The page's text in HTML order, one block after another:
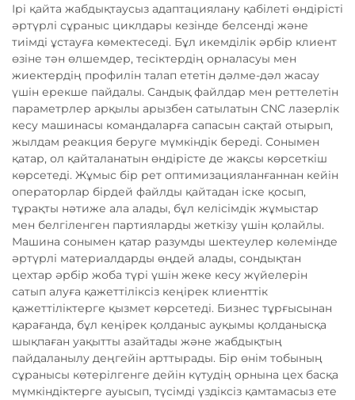
Ірі қайта жабдықтаусыз адаптациялану қабілеті өндірісті
әртүрлі сұраныс циклдары кезінде белсенді және
тиімді ұстауға көмектеседі. Бұл икемділік әрбір клиент
өзіне тән өлшемдер, тесіктердің орналасуы мен
жиектердің профилін талап ететін дәлме-дәл жасау
үшін ерекше пайдалы. Сандық файлдар мен реттелетін
параметрлер арқылы арызбен сатылатын CNC лазерлік
кесу машинасы командаларға сапасын сақтай отырып,
жылдам реакция беруге мүмкіндік береді. Сонымен
қатар, ол қайталанатын өндірісте де жақсы көрсеткіш
көрсетеді. Жұмыс бір рет оптимизацияланғаннан кейін
операторлар бірдей файлды қайтадан іске қосып,
тұрақты нәтиже ала алады, бұл келісімдік жұмыстар
мен белгіленген партияларды жеткізу үшін қолайлы.
Машина сонымен қатар разумды шектеулер көлемінде
әртүрлі материалдарды өңдей алады, сондықтан
цехтар әрбір жоба түрі үшін жеке кесу жүйелерін
сатып алуға қажеттіліксіз кеңірек клиенттік
қажеттіліктерге қызмет көрсетеді. Бизнес тұрғысынан
қарағанда, бұл кеңірек қолданыс ауқымы қолданысқа
шықпаған уақытты азайтады және жабдықтың
пайдаланылу деңгейін арттырады. Бір өнім тобының
сұранысы көтерілгенге дейін күтудің орнына цех басқа
мүмкіндіктерге ауысып, түсімді үздіксіз қамтамасыз ете